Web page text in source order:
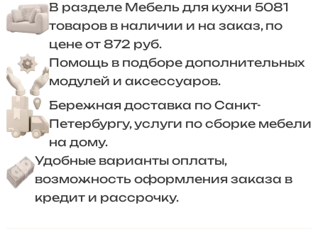
В разделе Мебель для кухни 5081
товаров в наличии и на заказ, по
цене от 872 руб.
Помощь в подборе дополнительных
модулей и аксессуаров.
Бережная доставка по Санкт-
Петербургу, услуги по сборке мебели
на дому.
Удобные варианты оплаты,
возможность оформления заказа в
кредит и рассрочку.